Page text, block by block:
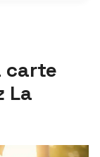
carte
La